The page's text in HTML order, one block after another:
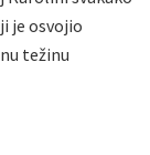
je osvojio
težinu